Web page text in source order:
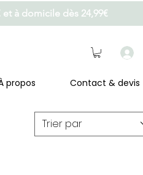
à domicile dès 24,99€
propos Contact & devis
Trier par